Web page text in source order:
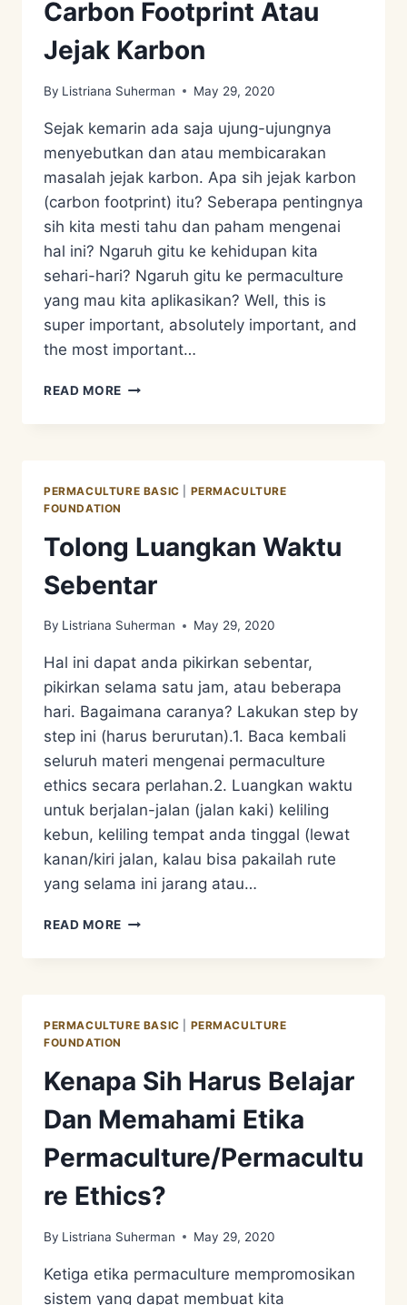
Carbon Footprint Atau
Jejak Karbon
By Listriana Suherman May 29, 2020
Sejak kemarin ada saja ujung-ujungnya
menyebutkan dan atau membicarakan
masalah jejak karbon. Apa sih jejak karbon
(carbon footprint) itu? Seberapa pentingnya
sih kita mesti tahu dan paham mengenai
hal ini? Ngaruh gitu ke kehidupan kita
sehari-hari? Ngaruh gitu ke permaculture
yang mau kita aplikasikan? Well, this is
super important, absolutely important, and
the most important…
READ MORE CARBON
ATAU
PERMACULTURE BASIC
PERMACULTURE
FOUNDATION
Tolong Luangkan Waktu
Sebentar
By Listriana Suherman May 29, 2020
Hal ini dapat anda pikirkan sebentar,
pikirkan selama satu jam, atau beberapa
hari. Bagaimana caranya? Lakukan step by
step ini (harus berurutan).1. Baca kembali
seluruh materi mengenai permaculture
ethics secara perlahan.2. Luangkan waktu
untuk berjalan-jalan (jalan kaki) keliling
kebun, keliling tempat anda tinggal (lewat
kanan/kiri jalan, kalau bisa pakailah rute
yang selama ini jarang atau…
READ MORE TOLONG
WAKTU
PERMACULTURE BASIC
PERMACULTURE
FOUNDATION
Kenapa Sih Harus Belajar
Dan Memahami Etika
Permaculture/Permacultu
re Ethics?
By Listriana Suherman May 29, 2020
Ketiga etika permaculture mempromosikan
sistem yang dapat membuat kita